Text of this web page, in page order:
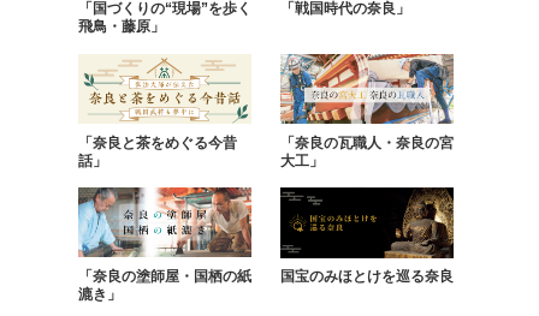
「国づくりの“現場”を歩く
飛鳥・藤原」
「戦国時代の奈良」
「奈良と茶をめぐる今昔
話」
「奈良の瓦職人・奈良の宮
大工」
「奈良の塗師屋・国栖の紙
漉き」
国宝のみほとけを巡る奈良